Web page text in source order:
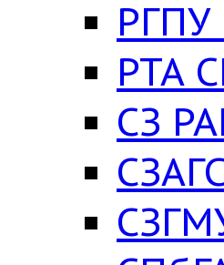
РГПУ
РТА
СЗ